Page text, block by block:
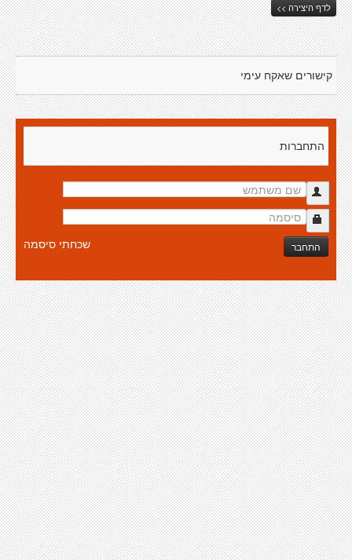
לדף היצירה >>
קישורים שאקח עימי
התחברות
התחבר שכחתי סיסמה